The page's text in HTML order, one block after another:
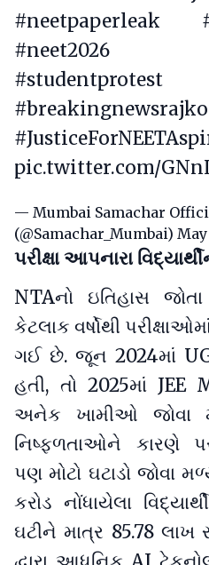
#neetpaperleak
#neet2026
#studentprotest
pic.twitter.com/
— Mumbai Samachar
(@Samachar_Mumbai) May
પરીક્ષા આપનારા
NTAનો ઇતિહાસ
કેટલાક વર્ષોથી
ગઈ છે. જૂન 2024માં
હતી, તો 2025માં
અનેક ખામીઓ
નિષ્ફળતાઓને કારણે
પણ મોટો ઘટાડો જોવા
કરોડ નોંધાયેલા
ઘટીને માત્ર 85.78